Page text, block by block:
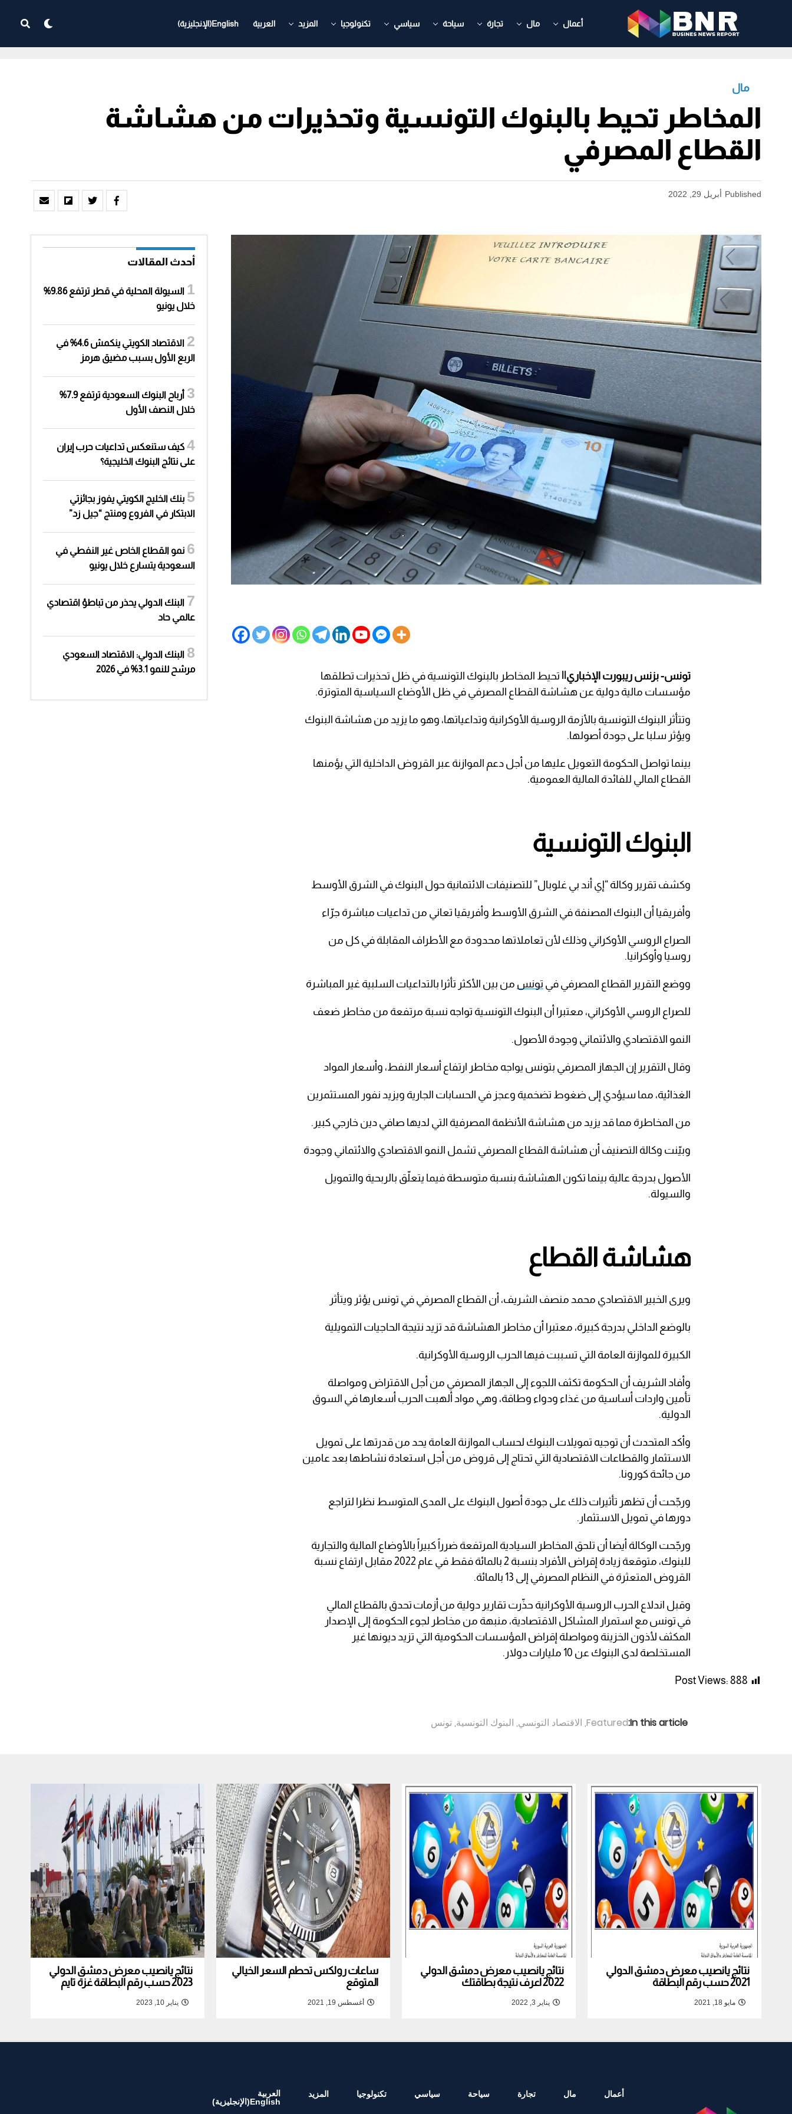
أعمال مال تجارة سياحة سياسي تكنولوجيا المزيد العربية English
(الإنجليزية)
مال
المخاطر تحيط بالبنوك التونسية وتحذيرات من هشاشة
القطاع المصرفي
Published أبريل 29, 2022
تونس- بزنس ريبورت الإخباري|| تحيط المخاطر بالبنوك التونسية في ظل تحذيرات تطلقها
مؤسسات مالية دولية عن هشاشة القطاع المصرفي في ظل الأوضاع السياسية المتوترة.
وتتأثر البنوك التونسية بالأزمة الروسية الأوكرانية وتداعياتها، وهو ما يزيد من هشاشة البنوك
ويؤثر سلبا على جودة أصولها.
بينما تواصل الحكومة التعويل عليها من أجل دعم الموازنة عبر القروض الداخلية التي يؤمنها
القطاع المالي للفائدة المالية العمومية.
البنوك التونسية
وكشف تقرير وكالة “إي أند بي غلوبال” للتصنيفات الائتمانية حول البنوك في الشرق الأوسط
وأفريقيا أن البنوك المصنفة في الشرق الأوسط وأفريقيا تعاني من تداعيات مباشرة جرّاء
الصراع الروسي الأوكراني وذلك لأن تعاملاتها محدودة مع الأطراف المقابلة في كل من
روسيا وأوكرانيا.
ووضع التقرير القطاع المصرفي في تونس من بين الأكثر تأثرا بالتداعيات السلبية غير المباشرة
للصراع الروسي الأوكراني، معتبرا أن البنوك التونسية تواجه نسبة مرتفعة من مخاطر ضعف
النمو الاقتصادي والائتماني وجودة الأصول.
وقال التقرير إن الجهاز المصرفي بتونس يواجه مخاطر ارتفاع أسعار النفط، وأسعار المواد
الغذائية، مما سيؤدي إلى ضغوط تضخمية وعجز في الحسابات الجارية ويزيد نفور المستثمرين
من المخاطرة مما قد يزيد من هشاشة الأنظمة المصرفية التي لديها صافي دين خارجي كبير.
وبيّنت وكالة التصنيف أن هشاشة القطاع المصرفي تشمل النمو الاقتصادي والائتماني وجودة
الأصول بدرجة عالية بينما تكون الهشاشة بنسبة متوسطة فيما يتعلّق بالربحية والتمويل
والسيولة.
هشاشة القطاع
ويرى الخبير الاقتصادي محمد منصف الشريف، أن القطاع المصرفي في تونس يؤثر ويتأثر
بالوضع الداخلي بدرجة كبيرة، معتبرا أن مخاطر الهشاشة قد تزيد نتيجة الحاجيات التمويلية
الكبيرة للموازنة العامة التي تسببت فيها الحرب الروسية الأوكرانية.
وأفاد الشريف أن الحكومة تكثف اللجوء إلى الجهاز المصرفي من أجل الاقتراض ومواصلة
تأمين واردات أساسية من غذاء ودواء وطاقة، وهي مواد ألهبت الحرب أسعارها في السوق
الدولية.
وأكد المتحدث أن توجيه تمويلات البنوك لحساب الموازنة العامة يحد من قدرتها على تمويل
الاستثمار والقطاعات الاقتصادية التي تحتاج إلى قروض من أجل استعادة نشاطها بعد عامين
من جائحة كورونا.
ورجّحت أن تظهر تأثيرات ذلك على جودة أصول البنوك على المدى المتوسط نظرا لتراجع
دورها في تمويل الاستثمار.
ورجّحت الوكالة أيضا أن تلحق المخاطر السيادية المرتفعة ضرراً كبيراً بالأوضاع المالية والتجارية
للبنوك، متوقعة زيادة إقراض الأفراد بنسبة 2 بالمائة فقط في عام 2022 مقابل ارتفاع نسبة
القروض المتعثرة في النظام المصرفي إلى 13 بالمائة.
وقبل اندلاع الحرب الروسية الأوكرانية حذّرت تقارير دولية من أزمات تحدق بالقطاع المالي
في تونس مع استمرار المشاكل الاقتصادية، منبهة من مخاطر لجوء الحكومة إلى الإصدار
المكثف لأذون الخزينة ومواصلة إقراض المؤسسات الحكومية التي تزيد ديونها غير
المستخلصة لدى البنوك عن 10 مليارات دولار.
Post Views: 888
In this article:
Featured
, الاقتصاد التونسي, البنوك التونسية,تونس
أحدث المقالات
السيولة المحلية في قطر ترتفع 9.86%
خلال يونيو
الاقتصاد الكويتي ينكمش 4.6% في
الربع الأول بسبب مضيق هرمز
أرباح البنوك السعودية ترتفع 7.9%
خلال النصف الأول
كيف ستنعكس تداعيات حرب إيران
على نتائج البنوك الخليجية؟
بنك الخليج الكويتي يفوز بجائزتي
الابتكار في الفروع ومنتج “جيل زد”
نمو القطاع الخاص غير النفطي في
السعودية يتسارع خلال يونيو
البنك الدولي يحذر من تباطؤ اقتصادي
عالمي حاد
البنك الدولي: الاقتصاد السعودي
مرشح للنمو 3.1% في 2026
نتائج يانصيب معرض دمشق الدولي
2021 حسب رقم البطاقة
مايو 18, 2021
نتائج يانصيب معرض دمشق الدولي
2022 اعرف نتيجة بطاقتك
يناير 3, 2022
ساعات رولكس تحطم السعر الخيالي
المتوقع
أغسطس 19, 2021
نتائج يانصيب معرض دمشق الدولي
2023 حسب رقم البطاقة غزة تايم
يناير 10, 2023
أعمال مال تجارة سياحة سياسي تكنولوجيا المزيد
العربية
English
( الإنجليزية)